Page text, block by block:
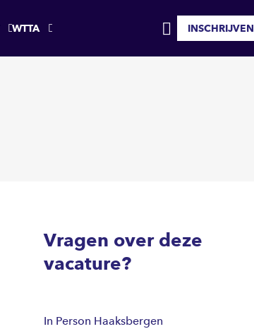
WTTA
MIJN
INSCHRIJVEN
Vragen over deze
vacature?
In Person Haaksbergen